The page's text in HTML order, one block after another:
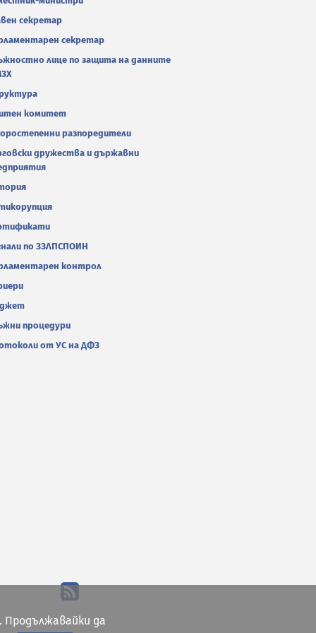
секретар
секретар
лице по защита на данните
комитет
разпоредители
дружества и държавни
по ЗЗЛПСПОИН
контрол
процедури
от УС на ДФЗ
Продължавайки да